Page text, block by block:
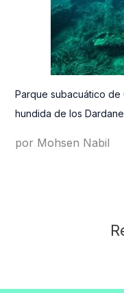
Parque subacuático de
hundida de los
por Mohsen Nabil